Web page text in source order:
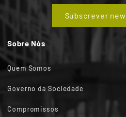
Subscrever
Sobre Nós
Quem Somos
Governo da Sociedade
Compromissos